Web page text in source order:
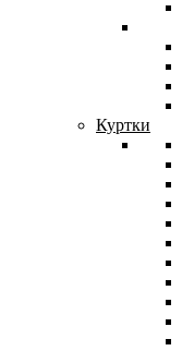
Куртки